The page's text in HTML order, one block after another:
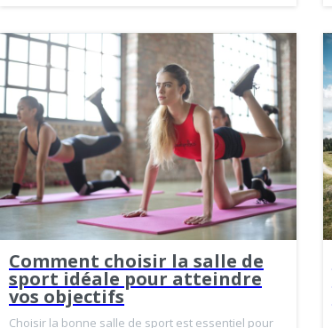
Comment choisir la salle de
sport idéale pour atteindre
vos objectifs
Choisir la bonne salle de sport est essentiel pour